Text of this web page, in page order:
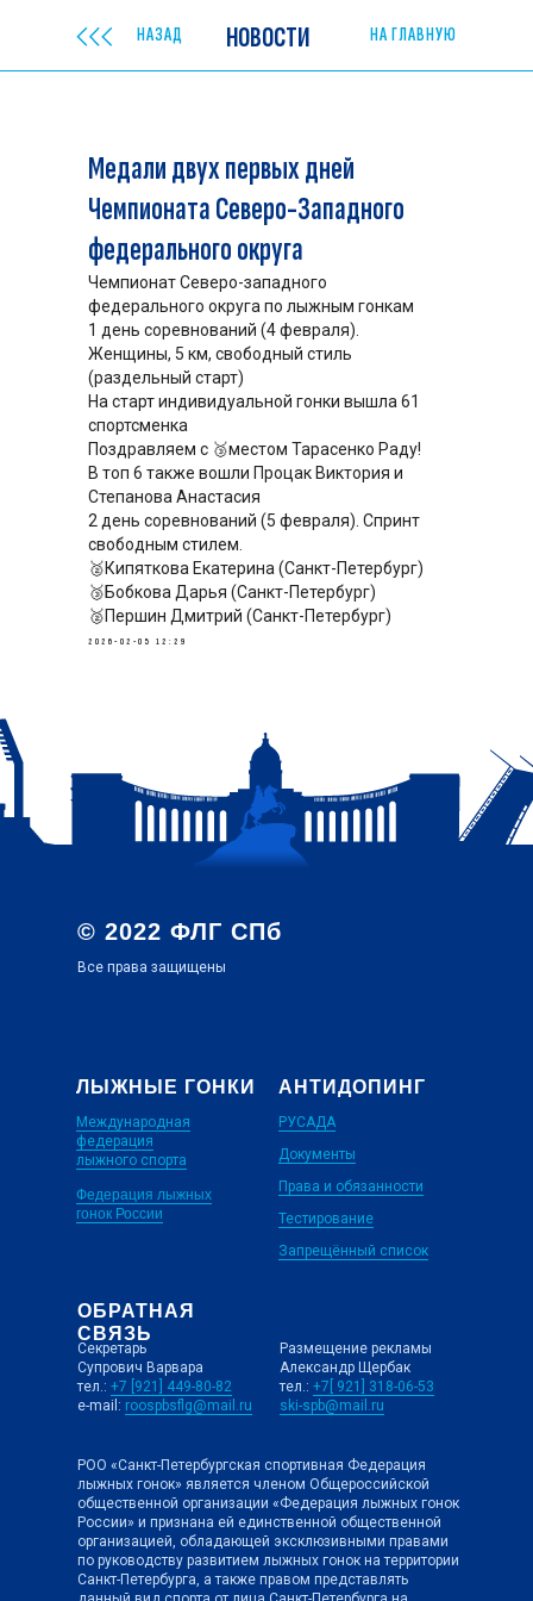
НАЗАД НОВОСТИ НА ГЛАВНУЮ
Медали двух первых дней
Чемпионата Северо-Западного
федерального округа
Чемпионат Северо-западного
федерального округа по лыжным гонкам
1 день соревнований (4 февраля).
Женщины, 5 км, свободный стиль
(раздельный старт)
На старт индивидуальной гонки вышла 61
спортсменка
Поздравляем с 🥉местом Тарасенко Раду!
В топ 6 также вошли Процак Виктория и
Степанова Анастасия
2 день соревнований (5 февраля). Спринт
свободным стилем.
🥈Кипяткова Екатерина (Санкт-Петербург)
🥉Бобкова Дарья (Санкт-Петербург)
🥈Першин Дмитрий (Санкт-Петербург)
2026-02-05 12:29
АНТИДОПИНГ
Запрещённый список
Документы
Права и обязанности
Тестирование
РУСАДА
Федерация лыжных
гонок России
ЛЫЖНЫЕ ГОНКИ
Международная
федерация
лыжного спорта
ОБРАТНАЯ
СВЯЗЬ
Размещение рекламы
Александр Щербак
тел.: +7[ 921] 318-06-53
ski-spb@mail.ru
Секретарь
Супрович Варвара
тел.: +7 [921] 449-80-82
e-mail: roospbsflg@mail.ru
Все права защищены
РОО «Санкт-Петербургская спортивная Федерация
лыжных гонок» является членом Общероссийской
общественной организации «Федерация лыжных гонок
России» и признана ей единственной общественной
организацией, обладающей эксклюзивными правами
по руководству развитием лыжных гонок на территории
Санкт-Петербурга, а также правом представлять
© 2022 ФЛГ СПб